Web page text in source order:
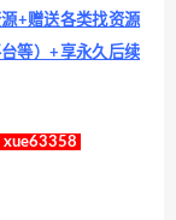
+赠送各类找资源
等）+享永久后续
xue63358